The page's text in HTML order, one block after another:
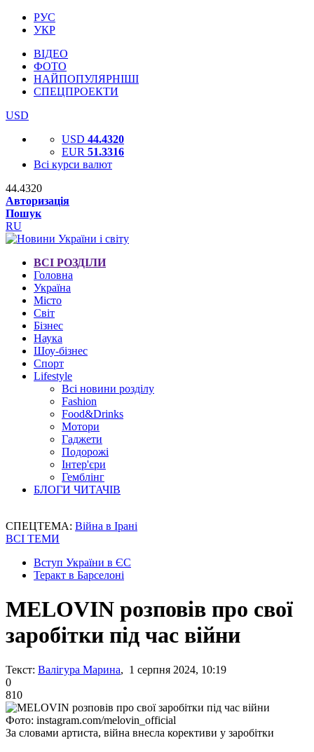
РУС
УКР
ВІДЕО
ФОТО
НАЙПОПУЛЯРНІШІ
СПЕЦПРОЕКТИ
USD
USD 44.4320
EUR 51.3316
Всі курси валют
44.4320
Авторизація
Пошук
RU
ВСІ РОЗДІЛИ
Головна
Україна
Місто
Світ
Бізнес
Наука
Шоу-бізнес
Спорт
Lifestyle
Всі новини розділу
Fashion
Food&Drinks
Мотори
Гаджети
Подорожі
Інтер'єри
Гемблінг
БЛОГИ ЧИТАЧІВ
СПЕЦТЕМА: Війна в Ірані
ВСІ ТЕМИ
Вступ України в ЄС
Теракт в Барселоні
MELOVIN розповів про свої
заробітки під час війни
Текст: Валігура Марина, 1 серпня 2024, 10:19
0
810
Фото: instagram.com/melovin_official
За словами артиста, війна внесла корективи у заробітки